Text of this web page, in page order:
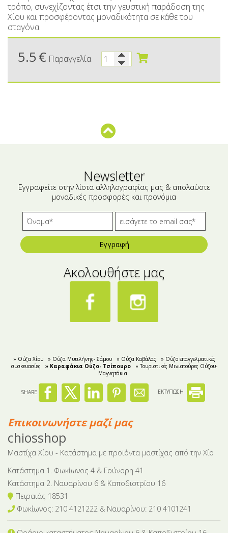
Κεραλοιφές
Μακιγιάζ
Αλμυρά snacks
Ροφήματα
Ελαιόλαδο
Αλόη
Έτοιμα Μείγματα
τρόπο, συνεχίζοντας έτσι την γευστική παράδοση της
Χίου και προσφέροντας μοναδικότητα σε κάθε του
σταγόνα.
5.5 € Παραγγελία
Newsletter
Εγγραφείτε στην λίστα αλληλογραφίας μας & απολαύστε
μοναδικές προσφορές και προνόμια
Εγγραφή
Ακολουθήστε μας
» Ούζα Χίου » Ούζα Μυτιλήνης- Σάμου » Ούζα Καβάλας
» Ούζο επαγγελματικές
συσκευασίες
» Kαραφάκια Ούζο- Τσίπουρο
» Τουριστικές Μινιατούρες Ούζου-
Mαγνητάκια
SHARE ΕΚΤΥΠΩΣΗ
Επικοινωνήστε μαζί μας
chiosshop
Μαστίχα Χίου - Κατάστημα με προϊόντα μαστίχας από την Χίο
Κατάστημα 1. Φωκίωνος 4 & Γούναρη 41
Κατάστημα 2. Ναυαρίνου 6 & Καποδιστρίου 16
Πειραιάς 18531
Φωκίωνος: 210 4121222 & Nαυαρίνου: 210 4101241